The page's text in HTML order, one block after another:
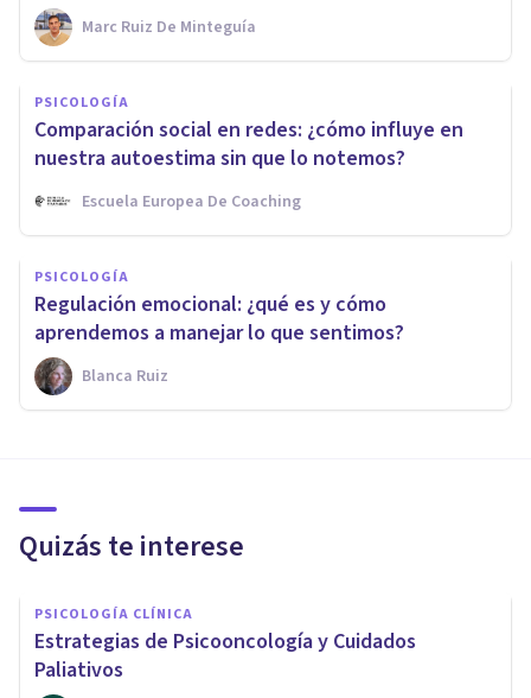
Marc Ruiz De Minteguía
PSICOLOGÍA
Comparación social en redes: ¿cómo influye en
nuestra autoestima sin que lo notemos?
Escuela Europea De Coaching
PSICOLOGÍA
Regulación emocional: ¿qué es y cómo
aprendemos a manejar lo que sentimos?
Blanca Ruiz
Quizás te interese
PSICOLOGÍA CLÍNICA
Estrategias de Psicooncología y Cuidados
Paliativos